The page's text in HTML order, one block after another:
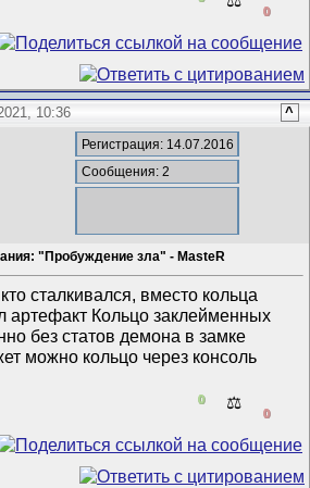
0
10:36 ^
Регистрация: 14.07.2016
Сообщения: 2
"Пробуждение зла" - MasteR
сталкивался, вместо кольца
артефакт Кольцо заклейменных
без статов демона в замке
можно кольцо через консоль
0 ⚖️
0